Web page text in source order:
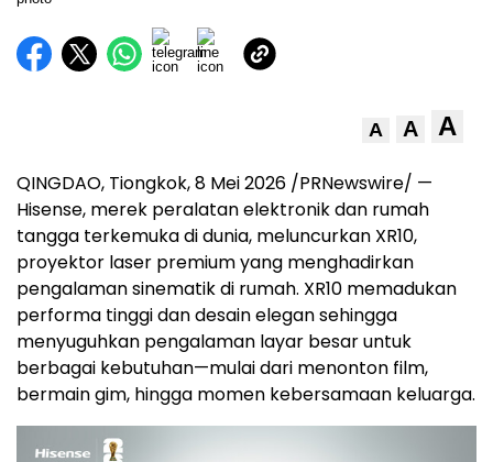
A A A
QINGDAO, Tiongkok, 8 Mei 2026 /PRNewswire/ —
Hisense, merek peralatan elektronik dan rumah
tangga terkemuka di dunia, meluncurkan XR10,
proyektor laser premium yang menghadirkan
pengalaman sinematik di rumah. XR10 memadukan
performa tinggi dan desain elegan sehingga
menyuguhkan pengalaman layar besar untuk
berbagai kebutuhan—mulai dari menonton film,
bermain gim, hingga momen kebersamaan keluarga.